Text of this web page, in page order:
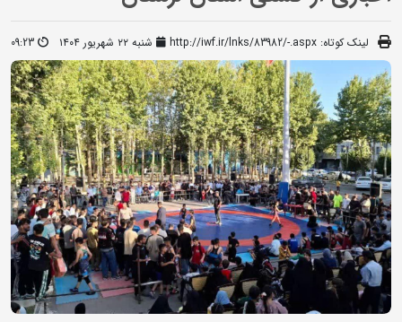
لینک کوتاه: http://iwf.ir/lnks/83982/-.aspx شنبه ۲۲ شهریور ۱۴۰۴ 09:23